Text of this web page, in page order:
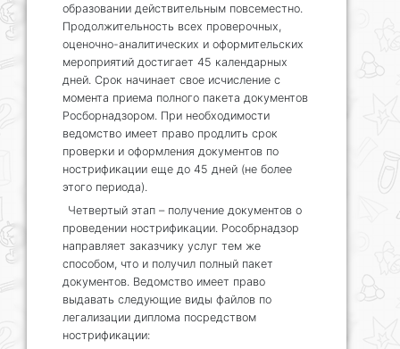
образовании действительным повсеместно.
Продолжительность всех проверочных,
оценочно-аналитических и оформительских
мероприятий достигает 45 календарных
дней. Срок начинает свое исчисление с
момента приема полного пакета документов
Росборнадзором. При необходимости
ведомство имеет право продлить срок
проверки и оформления документов по
нострификации еще до 45 дней (не более
этого периода).
Четвертый этап – получение документов о
проведении нострификации. Рособрнадзор
направляет заказчику услуг тем же
способом, что и получил полный пакет
документов. Ведомство имеет право
выдавать следующие виды файлов по
легализации диплома посредством
нострификации: